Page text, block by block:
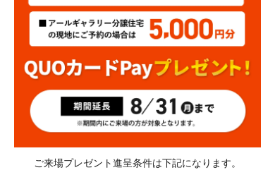
ご来場プレゼント進呈条件は下記になります。